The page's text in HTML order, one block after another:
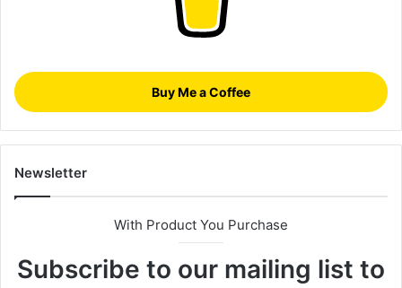
Buy Me a Coffee
Newsletter
With Product You Purchase
Subscribe to our mailing list to